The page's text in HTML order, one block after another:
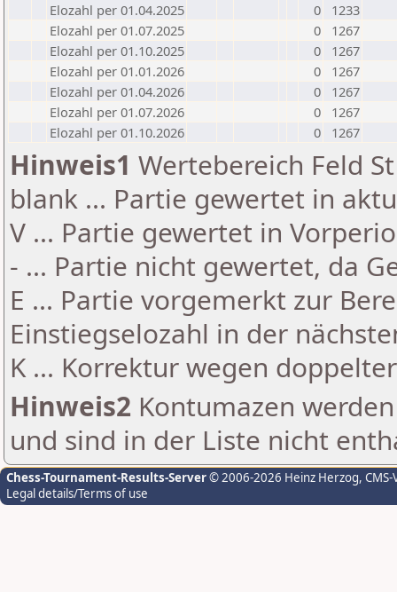
Elozahl per 01.04.2025
0
1233
Elozahl per 01.07.2025
0
1267
Elozahl per 01.10.2025
0
1267
Elozahl per 01.01.2026
0
1267
Elozahl per 01.04.2026
0
1267
Elozahl per 01.07.2026
0
1267
Elozahl per 01.10.2026
0 1267
Hinweis1 Wertebereich Feld
blank ... Partie gewertet in
V ... Partie gewertet in
- ... Partie nicht gewertet, da
E ... Partie vorgemerkt zur
Einstiegselozahl in der
K ... Korrektur wegen
Hinweis2 Kontumazen
und sind in der Liste nicht
Chess-Tournament-Results-Server© 2006-2026 Heinz Herzog,
Legal details/Terms of use